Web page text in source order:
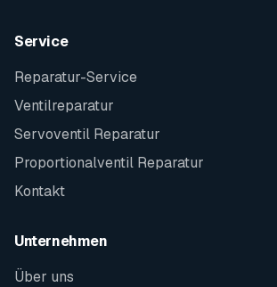
Service
Reparatur-Service
Ventilreparatur
Servoventil Reparatur
Proportionalventil Reparatur
Kontakt
Unternehmen
Über uns